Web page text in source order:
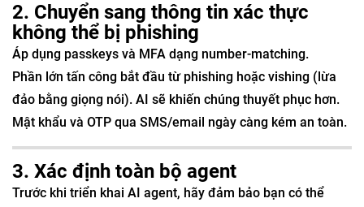
2. Chuyển sang thông tin xác thực
không thể bị phishing
Áp dụng passkeys và MFA dạng number-matching.
Phần lớn tấn công bắt đầu từ phishing hoặc vishing (lừa
đảo bằng giọng nói). AI sẽ khiến chúng thuyết phục hơn.
Mật khẩu và OTP qua SMS/email ngày càng kém an toàn.
3. Xác định toàn bộ agent
Trước khi triển khai AI agent, hãy đảm bảo bạn có thể